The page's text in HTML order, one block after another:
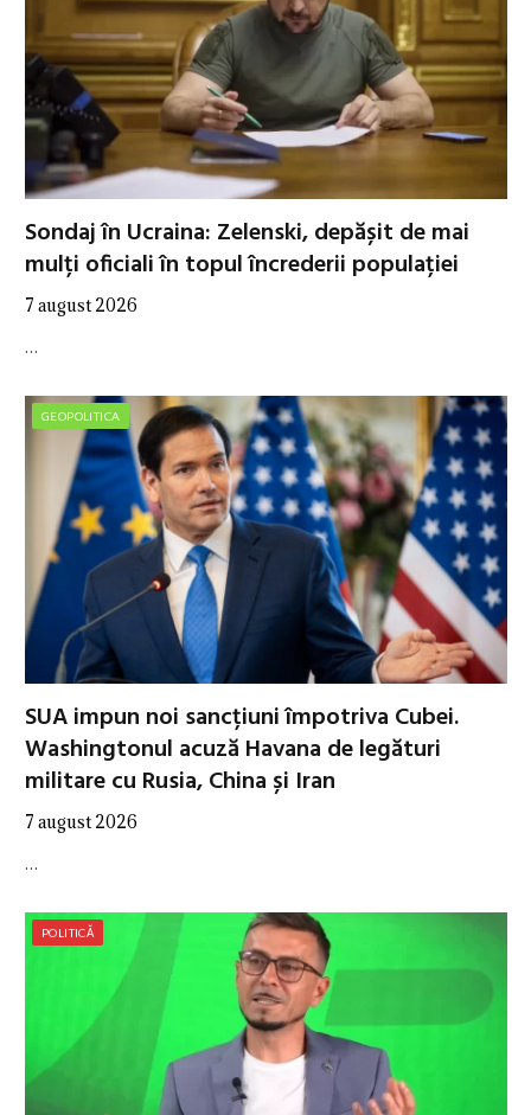
Sondaj în Ucraina: Zelenski, depășit de mai
mulți oficiali în topul încrederii populației
7 august 2026
…
GEOPOLITICA
SUA impun noi sancțiuni împotriva Cubei.
Washingtonul acuză Havana de legături
militare cu Rusia, China și Iran
7 august 2026
…
POLITICĂ